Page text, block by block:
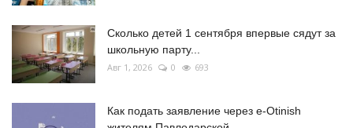
Сколько детей 1 сентября впервые сядут за
школьную парту...
Авг 1, 2026 0 693
Как подать заявление через e-Otinish